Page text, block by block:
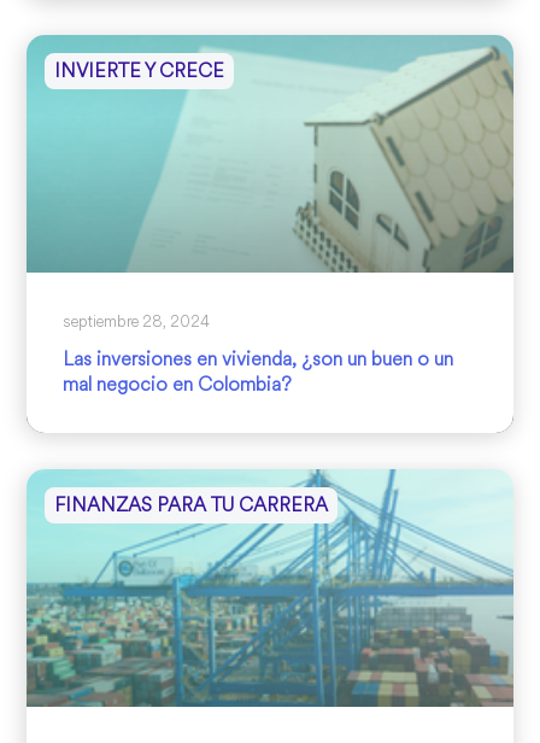
septiembre 28, 2024
Las inversiones en vivienda, ¿son un buen o un
mal negocio en Colombia?
INVIERTE Y CRECE
FINANZAS PARA TU CARRERA